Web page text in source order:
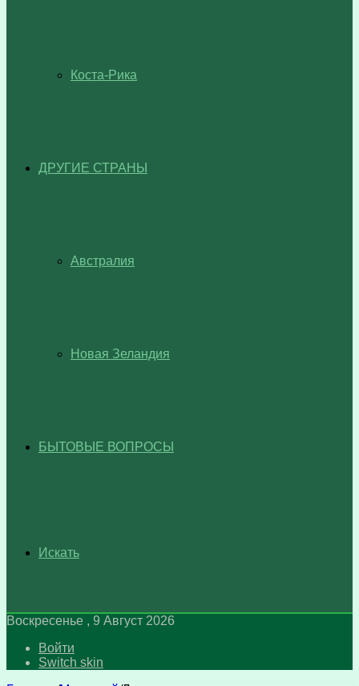
Коста-Рика
ДРУГИЕ СТРАНЫ
Австралия
Новая Зеландия
БЫТОВЫЕ ВОПРОСЫ
Искать
Воскресенье , 9 Август 2026
Войти
Switch skin